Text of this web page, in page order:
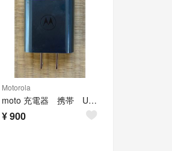
Motorola
moto 充電器 携帯 USB
¥900